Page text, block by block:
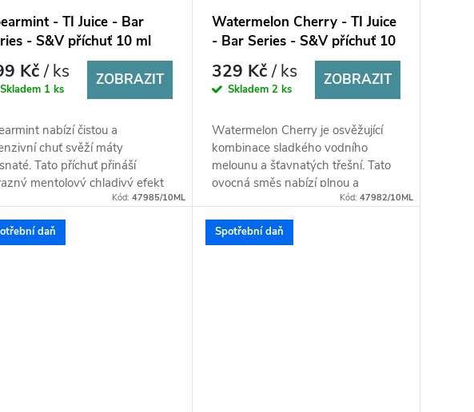
- TI Juice - Bar
- S&V příchuť 10 ml
Kč/ ks
Skladem 1 ks
ZOBRAZIT
nabízí čistou a
chuť svěží máty
Tato příchuť přináší
mentolový chladivý efekt
pocit svěžesti
Kód: 47985/10ML
Watermelon Cherry - TI Juice
- Bar Series - S&V příchuť 10
ml
329 Kč/ ks
Skladem 2 ks
ZOBRAZIT
Watermelon Cherry je osvěžující
kombinace sladkého vodního
melounu a šťavnatých třešní. Tato
ovocná směs nabízí plnou a
vyváženou chuť s jemnou sladkostí
a příjemně...
Kód: 47982/10ML
daň Spotřební daň